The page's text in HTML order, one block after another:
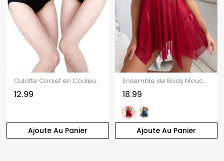
Ajoute Au Panier
Culotte Corset en Couleur Unie à Taille Haute
12.99
Ajoute Au Panier
Ensemble de Body Mouchoir Fleuri en Dentelle en Maille Transparente et de Culotte
18.99